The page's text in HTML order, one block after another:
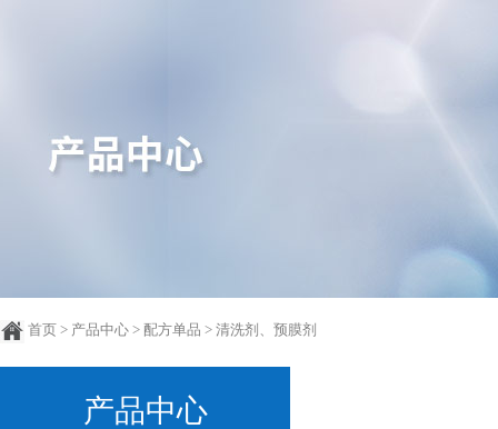
首页 > 产品中心 > 配方单品 > 清洗剂、预膜剂
产品中心